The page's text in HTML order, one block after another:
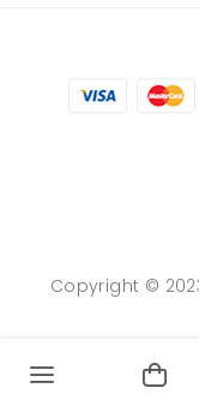
Copyright ©